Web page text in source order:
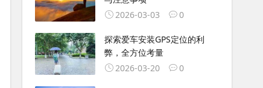
2026-03-03
0
探索爱车安装GPS定位的利
弊，全方位考量
2026-03-20
0